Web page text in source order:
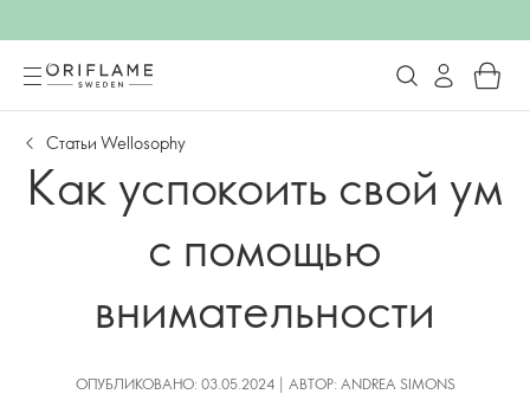
Статьи Wellosophy
Как успокоить свой ум
с помощью
внимательности
ОПУБЛИКОВАНО: 03.05.2024 | АВТОР: ANDREA SIMONS